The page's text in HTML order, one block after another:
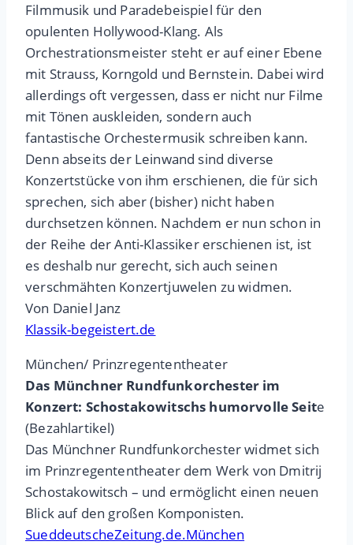
Filmmusik und Paradebeispiel für den
opulenten Hollywood-Klang. Als
Orchestrationsmeister steht er auf einer Ebene
mit Strauss, Korngold und Bernstein. Dabei wird
allerdings oft vergessen, dass er nicht nur Filme
mit Tönen auskleiden, sondern auch
fantastische Orchestermusik schreiben kann.
Denn abseits der Leinwand sind diverse
Konzertstücke von ihm erschienen, die für sich
sprechen, sich aber (bisher) nicht haben
durchsetzen können. Nachdem er nun schon in
der Reihe der Anti-Klassiker erschienen ist, ist
es deshalb nur gerecht, sich auch seinen
verschmähten Konzertjuwelen zu widmen.
Von Daniel Janz
Klassik-begeistert.de
München/ Prinzregententheater
Das Münchner Rundfunkorchester im
Konzert: Schostakowitschs humorvolle Seite
(Bezahlartikel)
Das Münchner Rundfunkorchester widmet sich
im Prinzregententheater dem Werk von Dmitrij
Schostakowitsch – und ermöglicht einen neuen
Blick auf den großen Komponisten.
SueddeutscheZeitung.de.München